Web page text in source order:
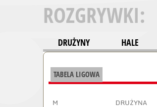
ROZGRYWKI:
DRUŻYNY HALE
TABELA LIGOWA
M DRUŻYNA